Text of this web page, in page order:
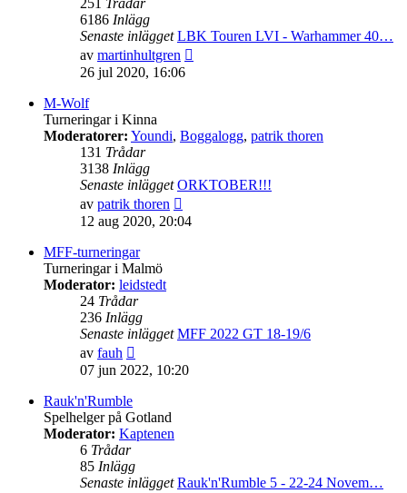
251 Trådar
6186 Inlägg
Senaste inlägget LBK Touren LVI - Warhammer 40…
av martinhultgren
26 jul 2020, 16:06
M-Wolf
Turneringar i Kinna
Moderatorer: Youndi, Boggalogg, patrik thoren
131 Trådar
3138 Inlägg
Senaste inlägget ORKTOBER!!!
av patrik thoren
till
12 aug 2020, 20:04
MFF-turneringar
Turneringar i Malmö
Moderator: leidstedt
24 Trådar
236 Inlägg
Senaste inlägget MFF 2022 GT 18-19/6
av fauh
till
det
inlägget
07 jun 2022, 10:20
Rauk'n'Rumble
Spelhelger på Gotland
Moderator: Kaptenen
6 Trådar
85 Inlägg
Senaste inlägget Rauk'n'Rumble 5 - 22-24 Novem…